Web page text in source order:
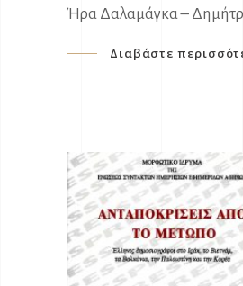
Ήρα Δαλαμάγκα –
Διαβάστε